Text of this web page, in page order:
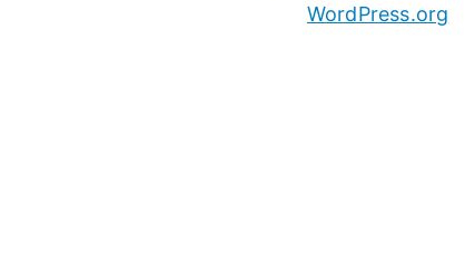
WordPress.org